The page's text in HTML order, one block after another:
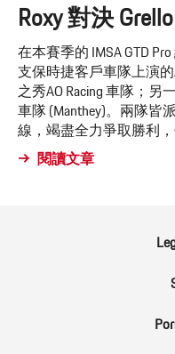
Roxy 對決 Grello
在本賽季的 IMSA GTD
支保時捷客戶車隊上演
之秀AO Racing 車隊；
車隊 (Manthey)。兩隊皆
線，竭盡全力爭取勝利
閱讀文章